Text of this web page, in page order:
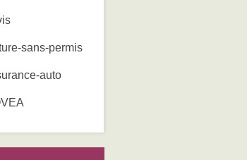
sans-permis
auto